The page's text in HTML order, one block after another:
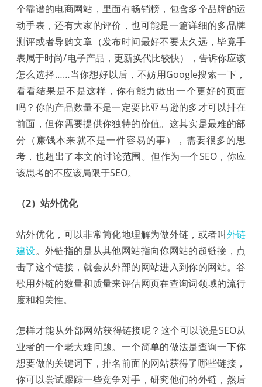
个靠谱的电商网站，里面有畅销榜，包含多个品牌的运
动手表，还有大家的评价，也可能是一篇详细的多品牌
测评或者导购文章（发布时间最好不要太久远，毕竟手
表属于时尚/电子产品，更新换代比较快），告诉你应该
怎么选择……当你想好以后，不妨用Google搜索一下，
看看结果是不是这样，你有能力做出一个更好的页面
吗？你的产品数量不是一定要比亚马逊的多才可以排在
前面，但你需要提供你独特的价值。这其实是最难的部
分（赚钱本来就不是一件容易的事），需要很多的思
考，也超出了本文的讨论范围。但作为一个SEO，你应
该思考的不应该局限于SEO。
（2）站外优化
站外优化，可以非常简化地理解为做外链，或者叫外链
建设。外链指的是从其他网站指向你网站的超链接，点
击了这个链接，就会从外部的网站进入到你的网站。谷
歌用外链的数量和质量来评估网页在查询词领域的流行
度和相关性。
怎样才能从外部网站获得链接呢？这个可以说是SEO从
业者的一个老大难问题。一个简单的做法是查询一下你
想要做的关键词下，排名前面的网站获得了哪些链接，
你可以尝试跟踪一些竞争对手，研究他们的外链，然后